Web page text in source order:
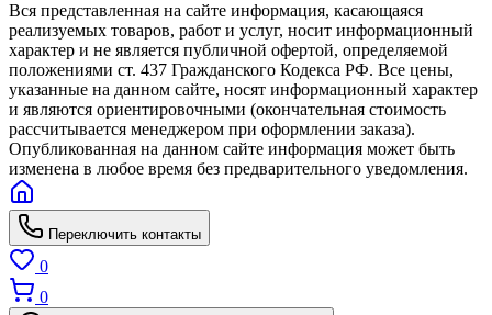
Вся представленная на сайте информация, касающаяся
реализуемых товаров, работ и услуг, носит информационный
характер и не является публичной офертой, определяемой
положениями ст. 437 Гражданского Кодекса РФ. Все цены,
указанные на данном сайте, носят информационный характер
и являются ориентировочными (окончательная стоимость
рассчитывается менеджером при оформлении заказа).
Опубликованная на данном сайте информация может быть
изменена в любое время без предварительного уведомления.
Переключить контакты
0
0